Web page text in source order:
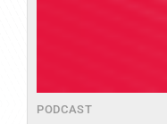
PODCAST